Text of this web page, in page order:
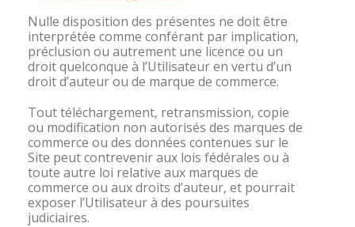
Nulle disposition des présentes ne doit être
interprétée comme conférant par implication,
préclusion ou autrement une licence ou un
droit quelconque à l’Utilisateur en vertu d’un
droit d’auteur ou de marque de commerce.
Tout téléchargement, retransmission, copie
ou modification non autorisés des marques de
commerce ou des données contenues sur le
Site peut contrevenir aux lois fédérales ou à
toute autre loi relative aux marques de
commerce ou aux droits d’auteur, et pourrait
exposer l’Utilisateur à des poursuites
judiciaires.